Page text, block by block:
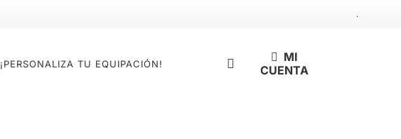
.
¡PERSONALIZA TU EQUIPACIÓN!
MI
CUENTA